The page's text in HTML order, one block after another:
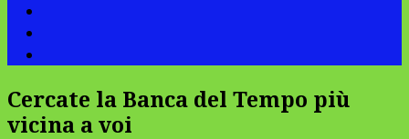
Cercate la Banca del Tempo più
vicina a voi